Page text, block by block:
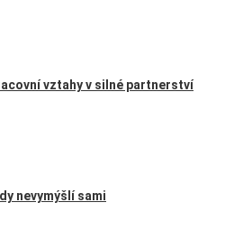
vztahy v silné partnerství
nevymýšlí sami